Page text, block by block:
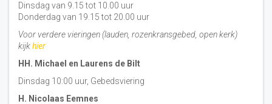
Dinsdag van 9.15 tot 10.00 uur
Donderdag van 19.15 tot 20.00 uur
Voor verdere vieringen (lauden, rozenkransgebed, open kerk)
kijkhier
HH. Michael en Laurens de Bilt
Dinsdag 10:00 uur, Gebedsviering
H. Nicolaas Eemnes